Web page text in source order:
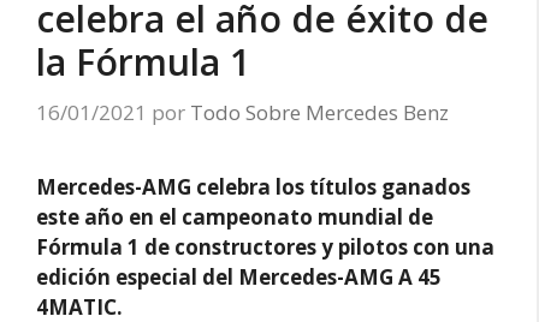
celebra el año de éxito de
la Fórmula 1
16/01/2021 por Todo Sobre Mercedes Benz
Mercedes-AMG celebra los títulos ganados
este año en el campeonato mundial de
Fórmula 1 de constructores y pilotos con una
edición especial del Mercedes-AMG A 45
4MATIC.